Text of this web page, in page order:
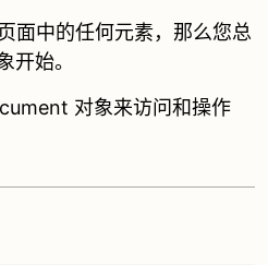
面中的任何元素，那么您总
始。
对象来访问和操作